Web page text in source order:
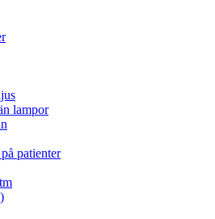
lampor
patienter